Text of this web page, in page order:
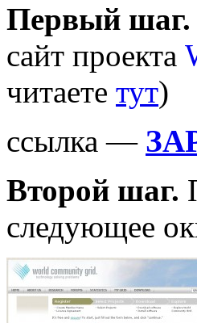
Первый шаг.
сайт проекта
читаете тут)
ссылка —
Второй шаг.
следующее